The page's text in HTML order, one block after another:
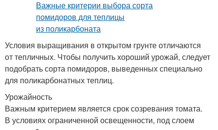
Условия выращивания в открытом грунте отличаются
от тепличных. Чтобы получить хороший урожай, следует
подобрать сорта помидоров, выведенных специально
для поликарбонатных теплиц.
Урожайность
Важным критерием является срок созревания томата.
В условиях ограниченной освещенности, под слоем